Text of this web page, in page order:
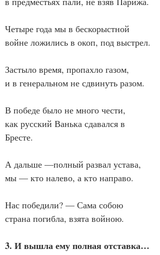
Четыре года мы в бескорыстной
войне ложились в окоп, под выстрел.
Застыло время, пропахло газом,
и в генеральном не сдвинуть разом.
В победе было не много чести,
как русский Ванька сдавался в
Бресте.
А дальше —полный развал устава,
мы — кто налево, а кто направо.
Нас победили? — Сама собою
страна погибла, взята войною.
3. И вышла ему полная отставка…